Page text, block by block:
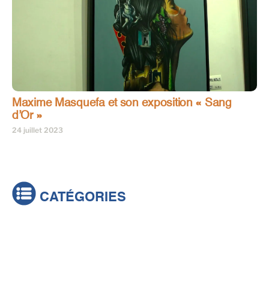
Maxime Masquefa et son exposition « Sang
d’Or »
24 juillet 2023
CATÉGORIES